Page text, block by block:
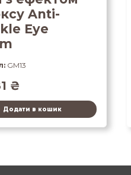
Anti-
Eye
GM13
₴
Додати в кошик